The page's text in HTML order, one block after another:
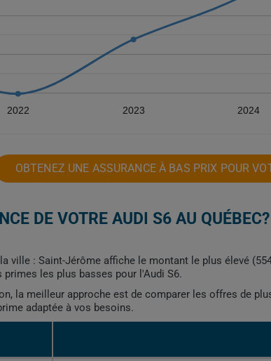
2022 2023 2024
OBTENEZ UNE ASSURANCE À BAS PRIX POUR
DE VOTRE AUDI S6 AU QUÉBEC?
ville : Saint-Jérôme affiche le montant le plus élevé
les plus basses pour l'Audi S6.
la meilleur approche est de comparer les offres de
adaptée à vos besoins.